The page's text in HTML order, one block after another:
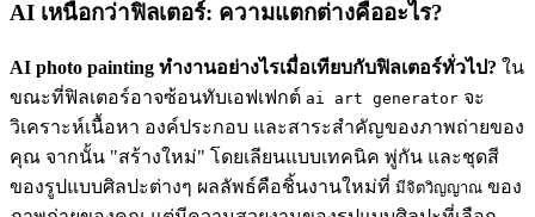
AI เหนือกว่าฟิลเตอร์: ความแตกต่างคืออะไร?
AI photo painting ทำงานอย่างไรเมื่อเทียบกับฟิลเตอร์ทั่วไป? ใน
ขณะที่ฟิลเตอร์อาจซ้อนทับเอฟเฟกต์ ai art generator จะ
วิเคราะห์เนื้อหา องค์ประกอบ และสาระสำคัญของภาพถ่ายของ
คุณ จากนั้น "สร้างใหม่" โดยเลียนแบบเทคนิค พู่กัน และชุดสี
ของรูปแบบศิลปะต่างๆ ผลลัพธ์คือชิ้นงานใหม่ที่ มีจิตวิญญาณ ของ